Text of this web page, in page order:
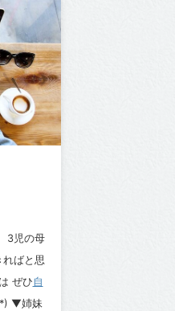
3児の母
ばと思
ぜひ自
*) ▼姉妹